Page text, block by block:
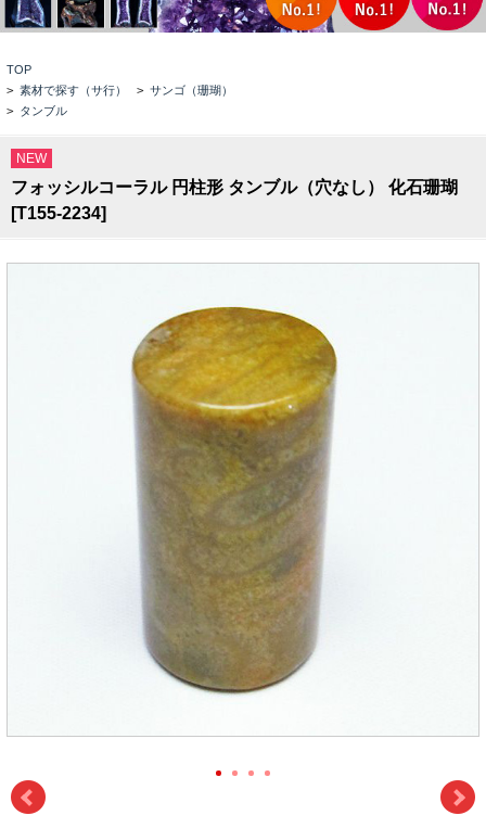
TOP
> 素材で探す（サ行） > サンゴ（珊瑚）
> タンブル
NEW
フォッシルコーラル 円柱形 タンブル（穴なし） 化石珊瑚
[T155-2234]